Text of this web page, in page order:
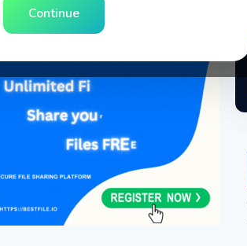
Continue